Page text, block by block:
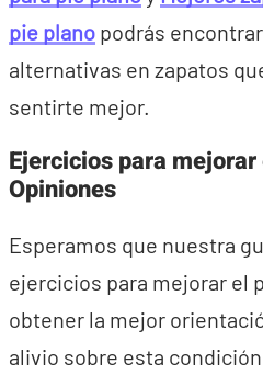
pie plano podrás
alternativas en zapatos
sentirte mejor.
Ejercicios para
Opiniones
Esperamos que nuestra
ejercicios para mejorar el
obtener la mejor
alivio sobre esta